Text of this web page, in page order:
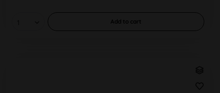
Add to cart